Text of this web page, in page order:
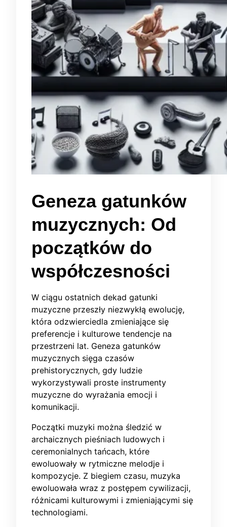
Geneza gatunków
muzycznych: Od
początków do
współczesności
W ciągu ostatnich dekad gatunki
muzyczne przeszły niezwykłą ewolucję,
która odzwierciedla zmieniające się
preferencje i kulturowe tendencje na
przestrzeni lat. Geneza gatunków
muzycznych sięga czasów
prehistorycznych, gdy ludzie
wykorzystywali proste instrumenty
muzyczne do wyrażania emocji i
komunikacji.
Początki muzyki można śledzić w
archaicznych pieśniach ludowych i
ceremonialnych tańcach, które
ewoluowały w rytmiczne melodje i
kompozycje. Z biegiem czasu, muzyka
ewoluowała wraz z postępem cywilizacji,
różnicami kulturowymi i zmieniającymi się
technologiami.